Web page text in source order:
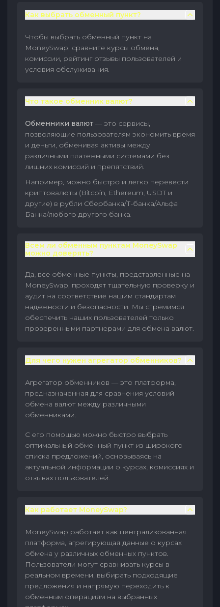
Как выбрать обменный пункт?
Чтобы выбрать обменный пункт на
MoneySwap, сравните курсы обмена,
комиссии, рейтинг отзывы пользователей и
условия обслуживания.
Что такое обменник валют?
Обменники валют — это сервисы,
позволяющие пользователям экономить время
и деньги, обменивая активы между
различными платежными системами без
лишних комиссий и препятствий.
Например, можно быстро и легко перевести
криптовалюты (Bitcoin, Ethereum, USDT и
другие) в рубли Сбербанка/Т-банка/Альфа
Банка/любого другого банка.
Всем ли обменным пунктам MoneySwap
можно доверять?
Да, все обменные пункты, представленные на
MoneySwap, проходят тщательную проверку и
аудит на соответствие нашим стандартам
надежности и безопасности. Мы стремимся
обеспечить наших пользователей только
проверенными партнерами для обмена валют.
Для чего нужен агрегатор обменников?
Агрегатор обменников — это платформа,
предназначенная для сравнения условий
обмена валют между различными
обменниками.
С его помощью можно быстро выбрать
оптимальный обменный пункт из широкого
списка предложений, основываясь на
актуальной информации о курсах, комиссиях и
отзывах пользователей.
Как работает MoneySwap?
MoneySwap работает как централизованная
платформа, агрегирующая данные о курсах
обмена у различных обменных пунктов.
Пользователи могут сравнивать курсы в
реальном времени, выбирать подходящие
предложения и напрямую переходить к
обменным операциям на выбранных